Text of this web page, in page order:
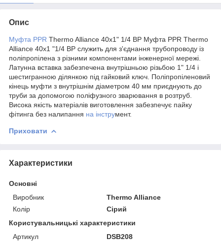
Опис
Муфта PPR Thermo Alliance 40х1" 1/4 ВР Муфта PPR Thermo
Alliance 40х1 "1/4 ВР служить для з'єднання трубопроводу із
поліпропілена з різними компонентами інженерної мережі.
Латунна вставка забезпечена внутрішньою різьбою 1" 1/4 і
шестигранною ділянкою під гайковий ключ. Поліпропіленовий
кінець муфти з внутрішнім діаметром 40 мм приєднують до
труби за допомогою поліфузного зварювання в розтруб.
Висока якість матеріалів виготовлення забезпечує пайку
фітинга без налипання на інструмент.
Приховати
Характеристики
Основні
Виробник
Thermo Alliance
Колір
Сірий
Користувальницькі характеристики
Артикул
DSB208